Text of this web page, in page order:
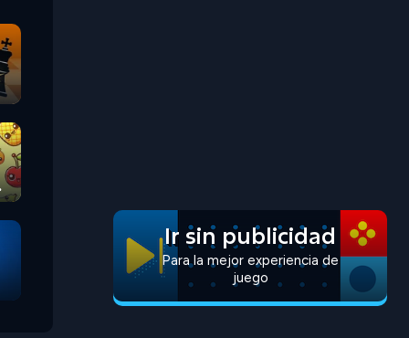
Ir sin publicidad
Para la mejor experiencia de
juego